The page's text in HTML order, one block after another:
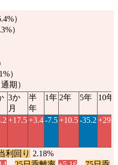
）
）
）
期）
3か
月
半
年
1年 2年 5年 10年
+17.5+3.4-7.5+10.5-35.2 +29.4
利回り 2.18%